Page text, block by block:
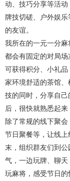
动、技巧分享等活动
牌技切磋、户外娱
的友谊。
我所在的一元一分
都会有固定的对局
可获得积分、小礼
家环境舒适的茶馆
技的同时，分享自
后，很快就熟悉起来
除了常规的线下聚
节日聚餐等，让线
末，组织群友们到
气，一边玩牌、聊
玩麻将，感受节日